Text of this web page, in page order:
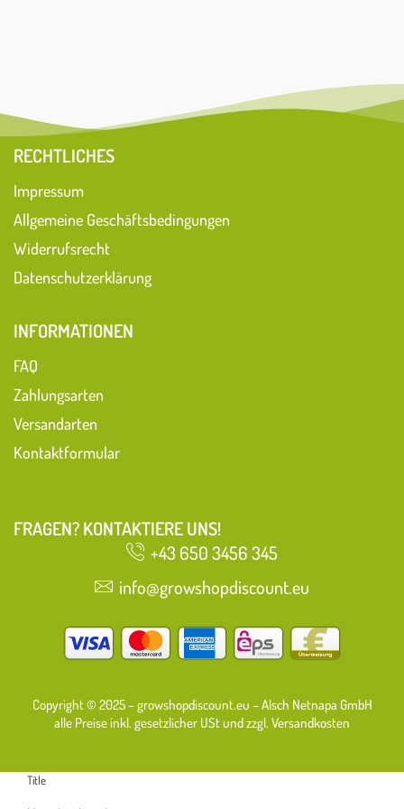
RECHTLICHES
Impressum
Allgemeine Geschäftsbedingungen
Widerrufsrecht
Datenschutzerklärung
INFORMATIONEN
FAQ
Zahlungsarten
Versandarten
Kontaktformular
FRAGEN? KONTAKTIERE UNS!
+43 650 3456 345
info@growshopdiscount.eu
Copyright © 2025 – growshopdiscount.eu – Alsch Netnapa GmbH
alle Preise inkl. gesetzlicher USt und zzgl. Versandkosten
Title